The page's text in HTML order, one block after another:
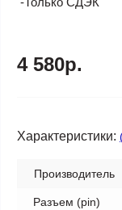
4 580р.
Характеристики:
Производитель
Разъем (pin)